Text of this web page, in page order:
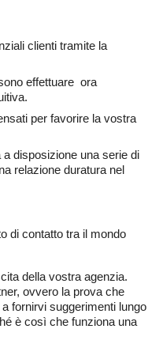
clienti tramite la
effettuare  ora
per favorire la vostra
disposizione una serie di
relazione duratura nel
di contatto tra il mondo
della vostra agenzia.
ovvero la prova che
fornirvi suggerimenti lungo
è così che funziona una